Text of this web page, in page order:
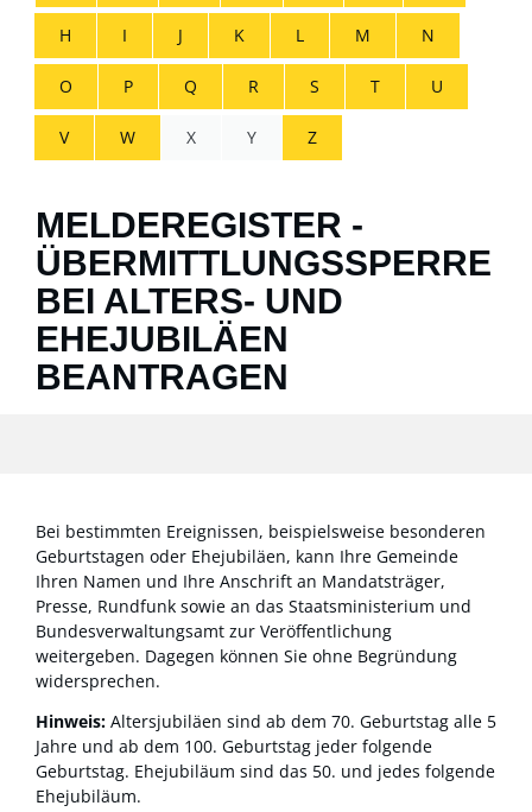
H I J K L M N
O P Q R S T U
V W X Y Z
MELDEREGISTER -
ÜBERMITTLUNGSSPERRE
BEI ALTERS- UND
EHEJUBILÄEN
BEANTRAGEN
Bei bestimmten Ereignissen, beispielsweise besonderen
Geburtstagen oder Ehejubiläen, kann Ihre Gemeinde
Ihren Namen und Ihre Anschrift an Mandatsträger,
Presse, Rundfunk sowie an das Staatsministerium und
Bundesverwaltungsamt zur Veröffentlichung
weitergeben. Dagegen können Sie ohne Begründung
widersprechen.
Hinweis: Altersjubiläen sind ab dem 70. Geburtstag alle 5
Jahre und ab dem 100. Geburtstag jeder folgende
Geburtstag. Ehejubiläum sind das 50. und jedes folgende
Ehejubiläum.